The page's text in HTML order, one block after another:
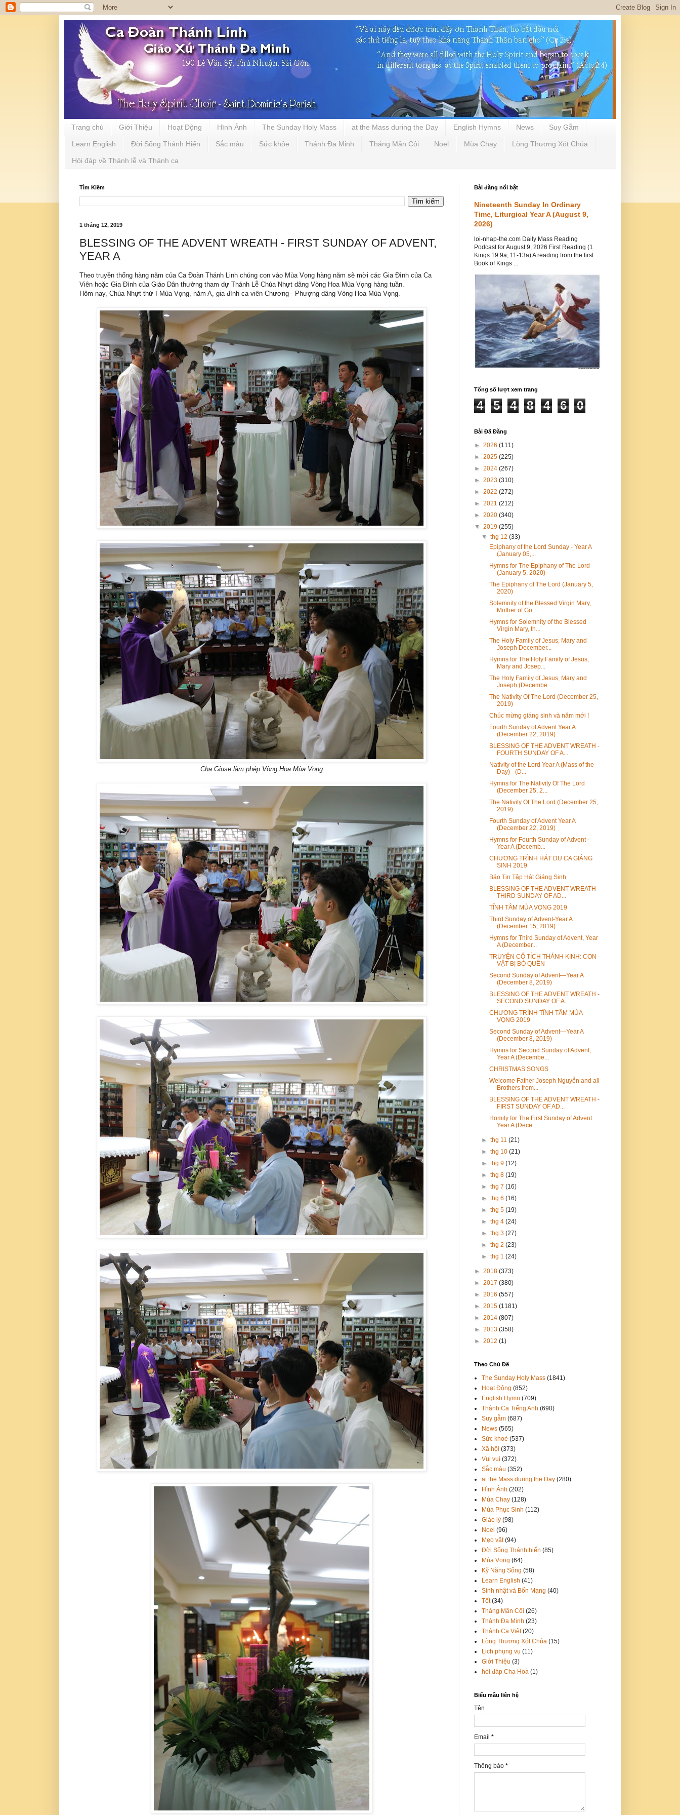
Trang chủ Giới Thiệu Hoạt Động Hình Ảnh The Sunday Holy Mass at the Mass during the Day English Hymns News Suy Gẫm
Learn English Đời Sống Thánh Hiến Sắc màu Sức khỏe Thánh Đa Minh Tháng Mân Côi Noel Mùa Chay Lòng Thương Xót Chúa
Hỏi đáp về Thánh lễ và Thánh ca
Tìm Kiếm
1 tháng 12, 2019
BLESSING OF THE ADVENT WREATH - FIRST SUNDAY OF ADVENT,
YEAR A
Theo truyền thống hàng năm của Ca Đoàn Thánh Linh chúng con vào Mùa Vọng hàng năm sẽ mời các Gia Đình của Ca
Viên hoặc Gia Đình của Giáo Dân thường tham dự Thánh Lễ Chúa Nhựt dâng Vòng Hoa Mùa Vọng hàng tuần.
Hôm nay, Chúa Nhựt thứ I Mùa Vọng, năm A, gia đình ca viên Chương - Phượng dâng Vòng Hoa Mùa Vọng.
Cha Giuse làm phép Vòng Hoa Mùa Vọng
Bài đăng nổi bật
Nineteenth Sunday In Ordinary
Time, Liturgical Year A (August 9,
2026)
loi-nhap-the.com Daily Mass Reading
Podcast for August 9, 2026 First Reading (1
Kings 19:9a, 11-13a) A reading from the first
Book of Kings ...
Tổng số lượt xem trang
4 5 4 8 4 6 0
Bài Đã Đăng
► 2026 (111)
► 2025 (225)
► 2024 (267)
► 2023 (310)
► 2022 (272)
► 2021 (212)
► 2020 (340)
▼ 2019 (255)
▼thg 12(33)
Epiphany of the Lord Sunday - Year A
(January 05,...
Hymns for The Epiphany of The Lord
(January 5, 2020)
The Epiphany of The Lord (January 5,
2020)
Solemnity of the Blessed Virgin Mary,
Mother of Go...
Hymns for Solemnity of the Blessed
Virgin Mary, th...
The Holy Family of Jesus, Mary and
Joseph December...
Hymns for The Holy Family of Jesus,
Mary and Josep...
The Holy Family of Jesus, Mary and
Joseph (Decembe...
The Nativity Of The Lord (December 25,
2019)
Chúc mừng giáng sinh và năm mới !
Fourth Sunday of Advent Year A
(December 22, 2019)
BLESSING OF THE ADVENT WREATH -
FOURTH SUNDAY OF A...
Nativity of the Lord Year A (Mass of the
Day) - (D...
Hymns for The Nativity Of The Lord
(December 25, 2...
The Nativity Of The Lord (December 25,
2019)
Fourth Sunday of Advent Year A
(December 22, 2019)
Hymns for Fourth Sunday of Advent -
Year A (Decemb...
CHƯƠNG TRÌNH HÁT DU CA GIÁNG
SINH 2019
Báo Tin Tập Hát Giáng Sinh
BLESSING OF THE ADVENT WREATH -
THIRD SUNDAY OF AD...
TĨNH TÂM MÙA VỌNG 2019
Third Sunday of Advent-Year A
(December 15, 2019)
Hymns for Third Sunday of Advent, Year
A (December...
TRUYỆN CỔ TÍCH THÁNH KINH: CON
VẬT BỊ BỎ QUÊN
Second Sunday of Advent—Year A
(December 8, 2019)
BLESSING OF THE ADVENT WREATH -
SECOND SUNDAY OF A...
CHƯƠNG TRÌNH TĨNH TÂM MÙA
VỌNG 2019
Second Sunday of Advent—Year A
(December 8, 2019)
Hymns for Second Sunday of Advent,
Year A (Decembe...
CHRISTMAS SONGS
Welcome Father Joseph Nguyễn and all
Brothers from...
BLESSING OF THE ADVENT WREATH -
FIRST SUNDAY OF AD...
Homily for The First Sunday of Advent
Year A (Dece...
►thg 11(21)
►thg 10(21)
►thg 9(12)
►thg 8(19)
►thg 7(16)
►thg 6(16)
►thg 5(19)
►thg 4(24)
►thg 3(27)
►thg 2(23)
►thg 1(24)
► 2018 (373)
► 2017 (380)
► 2016 (557)
► 2015 (1181)
► 2014 (807)
► 2013 (358)
► 2012 (1)
Theo Chủ Đề
The Sunday Holy Mass (1841)
Hoạt Động (852)
English Hymn (709)
Thánh Ca Tiếng Anh (690)
Suy gẫm (687)
News (565)
Sức khoẻ (537)
Xã hội (373)
Vui vui (372)
Sắc màu (352)
at the Mass during the Day (280)
Hình Ảnh (202)
Mùa Chay (128)
Mùa Phục Sinh (112)
Giáo lý (98)
Noel (96)
Mẹo vặt (94)
Đời Sống Thánh hiến (85)
Mùa Vọng (64)
Kỹ Năng Sống (58)
Learn English (41)
Sinh nhật và Bổn Mạng (40)
Tết (34)
Tháng Mân Côi (26)
Thánh Đa Minh (23)
Thánh Ca Việt (20)
Lòng Thương Xót Chúa (15)
Lịch phụng vụ (11)
Giới Thiệu (3)
hỏi đáp Cha Hoà (1)
Biểu mẫu liên hệ
Tên
Email *
Thông báo *